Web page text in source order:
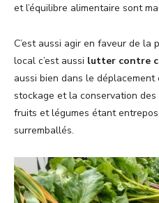
et l’équilibre alimentaire sont
C’est aussi agir en faveur de la
local c’est aussi lutter contre
aussi bien dans le
stockage et la conservation
fruits et légumes étant
surremballés.